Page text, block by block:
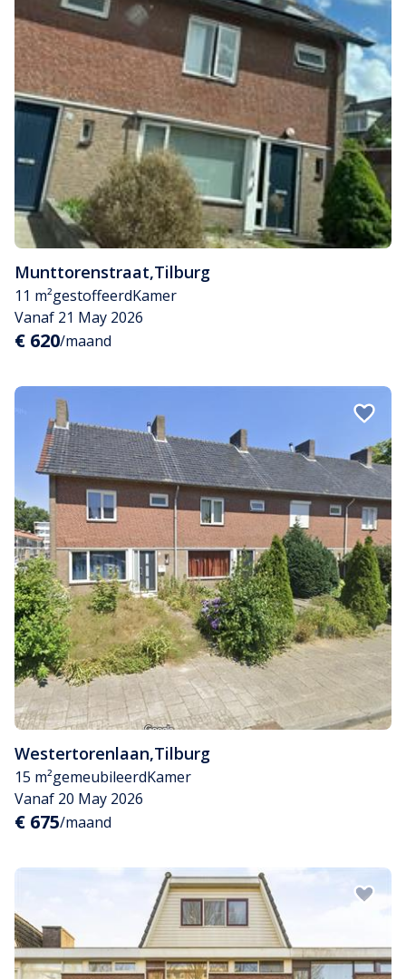
Munttorenstraat,Tilburg
11 m²gestoffeerdKamer
Vanaf 21 May 2026
€ 620/maand
Westertorenlaan,Tilburg
15 m²gemeubileerdKamer
Vanaf 20 May 2026
€ 675/maand